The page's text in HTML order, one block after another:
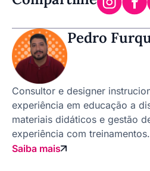
Pedro
Consultor e designer
experiência em educação a
materiais didáticos e gestão
experiência com treinamentos.
Saiba mais